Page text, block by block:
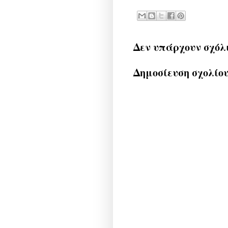
Δεν υπάρχουν
Δημοσίευση